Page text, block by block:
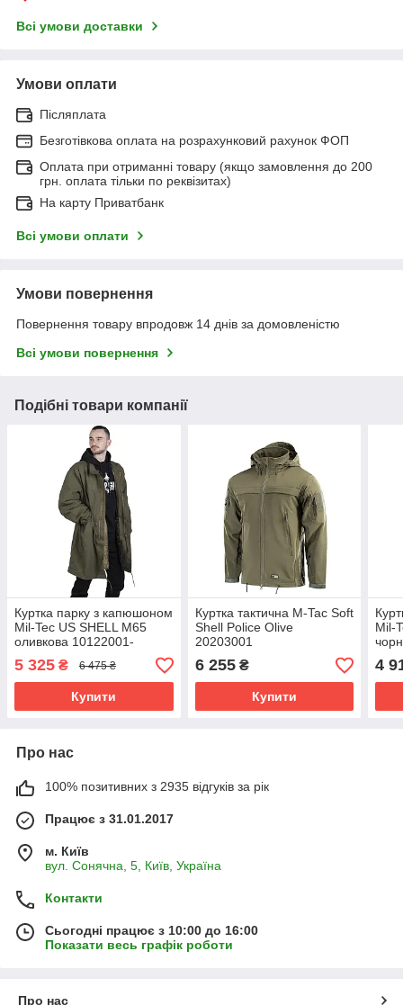
Всі умови доставки
Умови оплати
Післяплата
Безготівкова оплата на розрахунковий рахунок ФОП
Оплата при отриманні товару (якщо замовлення до 200
грн. оплата тільки по реквізитах)
На карту Приватбанк
Всі умови оплати
Умови повернення
Повернення товару впродовж 14 днів за домовленістю
Всі умови повернення
Подібні товари компанії
Куртка парку з капюшоном
Mil-Tec US SHELL M65
оливкова 10122001-
5 325 ₴ 6 475 ₴
Купити
Куртка тактична M-Tac Soft
Shell Police Olive
20203001
6 255₴
Купити
Mil-
4
Про нас
100% позитивних з 2935 відгуків за рік
Працює з 31.01.2017
м. Київ
вул. Сонячна, 5, Київ, Україна
Контакти
Сьогодні працює з 10:00 до 16:00
Показати весь графік роботи
Про нас